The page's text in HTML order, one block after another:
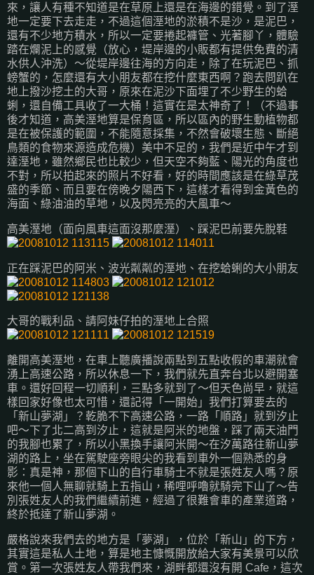
來，讓人有種不知道是在草原上還是在海邊的錯覺。到了溼
地一定要下去走走，不過這個溼地的淤積不是沙，是泥巴，
還有不少地方積水，所以一定要捲起褲管、光著腳丫，體驗
踏在爛泥上的感覺（放心，堤岸邊的小販都有提供免費的清
水供人沖洗）～從堤岸邊往海的方向走，除了在玩泥巴、抓
螃蟹的，怎麼還有大小朋友都在挖什麼東西啊？跑去問趴在
地上撥沙挖土的大哥，原來在泥沙下面埋了不少野生的蛤
蜊，還自備工具收了一大桶！這實在是太神奇了！（不過事
後才知道，高美溼地算是保育區，所以區內的野生動植物都
是在被保護的範圍，不能隨意採集，不然會破壞生態、斷絕
鳥類的食物來源造成危機）美中不足的，我們是近中午才到
達溼地，雖然鄉民也比較少，但天空不夠藍、陽光的角度也
不對，所以拍起來的照片不好看，好的時間應該是在綠草茂
盛的季節、而且要在傍晚夕陽西下，這樣才看得到金黃色的
海面、綠油油的草地，以及閃亮亮的大風車～
高美溼地（面向風車這面沒那麼溼）、踩泥巴前要先脫鞋
正在踩泥巴的阿米、波光粼粼的溼地、在挖蛤蜊的大小朋友
大哥的戰利品、請阿妹仔拍的溼地上合照
離開高美溼地，在車上聽廣播說兩點到五點收假的車潮就會
湧上高速公路，所以休息一下，我們就先直奔台北以避開塞
車。還好回程一切順利，三點多就到了～但天色尚早，就這
樣回家好像也太可惜，還記得「一開始」我們打算要去的
「新山夢湖」？乾脆不下高速公路，一路「順路」就到汐止
吧～下了北二高到汐止，這就是阿米的地盤，踩了兩天油門
的我腳也累了，所以小黑換手讓阿米開～在汐萬路往新山夢
湖的路上，坐在駕駛座旁眼尖的我看到車外一個熟悉的身
影：真是神，那個下山的自行車騎士不就是張姓友人嗎？原
來他一個人無聊就騎上五指山，稀哩呼嚕就騎完下山了～告
別張姓友人的我們繼續前進，經過了很難會車的產業道路，
終於抵達了新山夢湖。
嚴格說來我們去的地方是「夢湖」，位於「新山」的下方，
其實這是私人土地，算是地主慷慨開放給大家有美景可以欣
賞。第一次張姓友人帶我們來，湖畔都還沒有開 Cafe，這次